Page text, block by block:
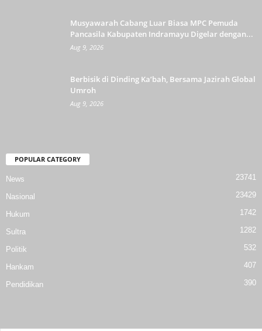
Musyawarah Cabang Luar Biasa MPC Pemuda
Pancasila Kabupaten Indramayu Digelar dengan...
Aug 9, 2026
Berbisik di Dinding Ka’bah, Bersama Jazirah Global
Umroh
Aug 9, 2026
POPULAR CATEGORY
News 23741
Nasional 23429
Hukum 1742
Sultra 1282
Politik 532
Hankam 407
Pendidikan 390